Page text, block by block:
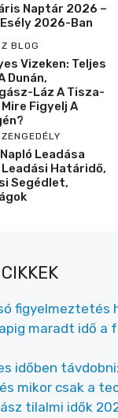
Naptár 2026 –
2026-Ban
BLOG
Vizeken: Teljes
Dunán,
Láz A Tisza-
Mire Figyelj A
Leadása
Határidő,
Segédlet,
figyelmeztetés
maradt idő a
időben
mikor csak a
tilalmi idők